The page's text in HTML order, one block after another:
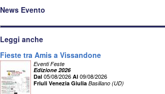
News Evento
Leggi anche
Fieste tra Amis a Vissandone
Eventi Feste
Edizione 2026
Dal 05/08/2026 Al 09/08/2026
Friuli Venezia Giulia Basiliano (UD)